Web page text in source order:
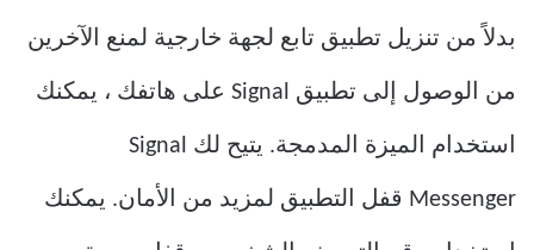
بدلاً من تنزيل تطبيق تابع لجهة خارجية لمنع الآخرين
من الوصول إلى تطبيق Signal على هاتفك ، يمكنك
استخدام الميزة المدمجة. يتيح لك Signal
Messenger قفل التطبيق لمزيد من الأمان. يمكنك